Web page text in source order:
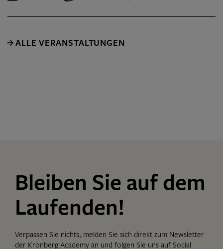
ALLE VERANSTALTUNGEN
Bleiben Sie auf dem
Laufenden!
Verpassen Sie nichts, melden Sie sich direkt zum Newsletter
der Kronberg Academy an und folgen Sie uns auf Social